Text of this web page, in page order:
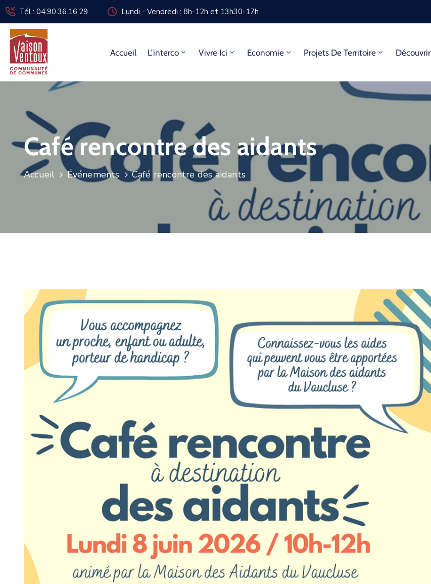
Tél : 04.90.36.16.29 Lundi - Vendredi : 8h-12h et 13h30-17h
Accueil L’interco Vivre Ici Economie Projets De Territoire Découvrir
Café rencontre des aidants
Accueil Événements Café rencontre des aidants
SEP 2026
Vaison Ventoux
Forum Des Associations De
Vaison-La-Romaine
6 septembre 2026 @ 10:00 -
17:00
Vaison-la-Romaine
Plus de détails
07 AOÛT 2026
Vaison Ventoux
Tour De France Femmes 2026
7 août 2026
Plus de détails